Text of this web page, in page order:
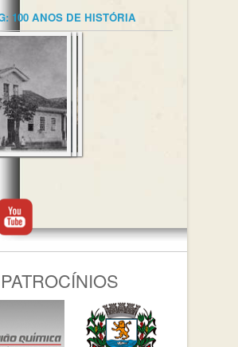
100 ANOS DE HISTÓRIA
PATROCÍNIOS